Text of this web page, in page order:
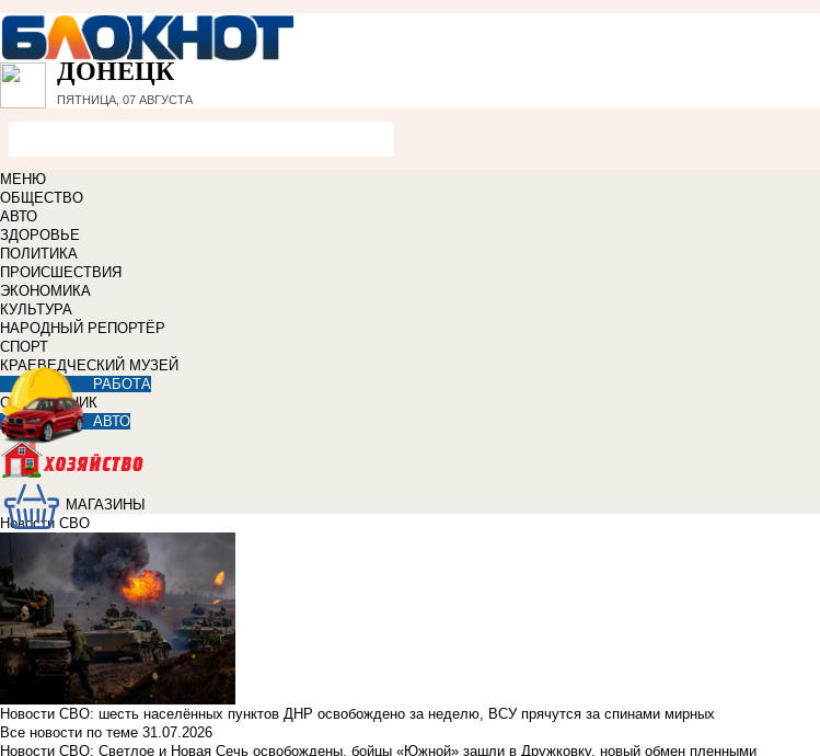
ДОНЕЦК
ПЯТНИЦА, 07 АВГУСТА
МЕНЮ
ОБЩЕСТВО
АВТО
ЗДОРОВЬЕ
ПОЛИТИКА
ПРОИСШЕСТВИЯ
ЭКОНОМИКА
КУЛЬТУРА
НАРОДНЫЙ РЕПОРТЁР
СПОРТ
КРАЕВЕДЧЕСКИЙ МУЗЕЙ
РАБОТА
СПРАВОЧНИК
АВТО
МАГАЗИНЫ
Новости СВО
Новости СВО: шесть населённых пунктов ДНР освобождено за неделю, ВСУ прячутся за спинами мирных
Все новости по теме 31.07.2026
Новости СВО: Светлое и Новая Сечь освобождены, бойцы «Южной» зашли в Дружковку, новый обмен пленными